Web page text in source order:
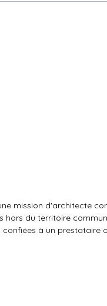
mission d'architecte
du territoire
à un